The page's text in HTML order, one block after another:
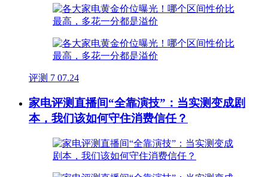
评测 7 07.24
家电评测直播间“全靠演技”：当实测变成剧
本，我们该如何守住消费信任？